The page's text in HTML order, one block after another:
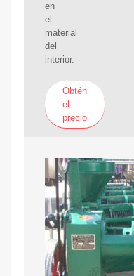
en
el
material
del
interior.
Obtén
el
precio